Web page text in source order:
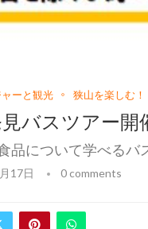
ーと観光 狭山を楽しむ！
バスツアー開
品について学べるバ
17日 0 comments